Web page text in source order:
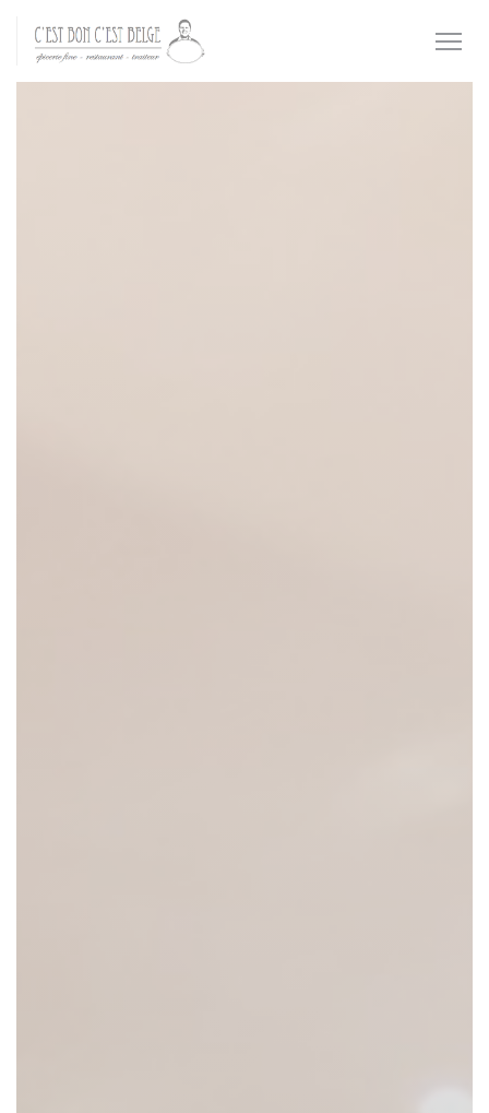
Cookie- hanteringspanel